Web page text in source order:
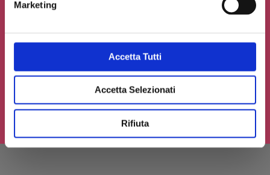
Marketing
Accetta Tutti
Accetta Selezionati
Rifiuta
Carica un file se necessario
INVIA IL TUO CONTRIBUTO